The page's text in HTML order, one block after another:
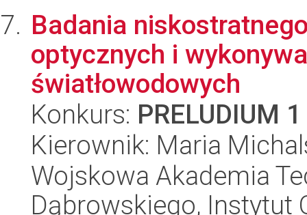
Badania
optycznych i
światłowodowych
Konkurs: PRELUDIUM 1
Kierownik: Maria
Wojskowa Akademia
Dąbrowskiego, Instytut